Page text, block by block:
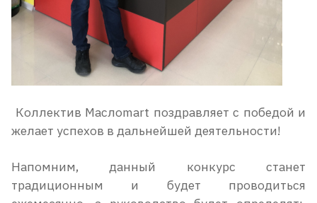
Коллектив Маслоmart поздравляет с победой и
желает успехов в дальнейшей деятельности!
Напомним, данный конкурс станет
традиционным и будет проводиться